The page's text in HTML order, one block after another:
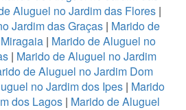
Aluguel no Jardim das Flores |
Jardim das Graças | Marido de
| Marido de Aluguel no
| Marido de Aluguel no Jardim
de Aluguel no Jardim Dom
no Jardim dos Ipes | Marido
dos Lagos| Marido de Aluguel